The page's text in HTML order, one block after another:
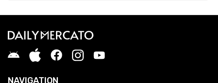
NAVIGATION